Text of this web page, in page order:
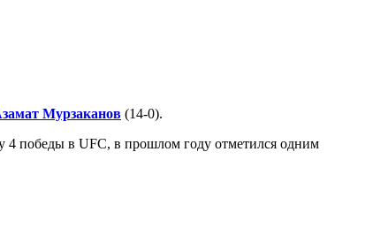
Мурзаканов (14-0).
4 победы в UFC, в прошлом году отметился одним